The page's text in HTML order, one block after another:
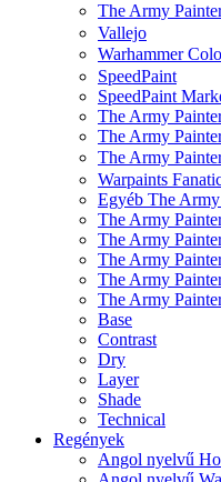
The Army
Vallejo
Warhammer
SpeedPaint
SpeedPaint
The Army
The Army
The Army
Warpaints
Egyéb The
The Army
The Army
The Army
The Army
The Army
Base
Contrast
Dry
Layer
Shade
Technical
Regények
Angol nyelvű